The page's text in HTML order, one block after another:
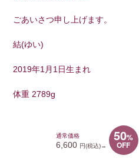
ごあいさつ申し上げます。
結(ゆい)
2019年1月1日生まれ
体重 2789g
通常価格
6,600 円(税込)→
50%
OFF